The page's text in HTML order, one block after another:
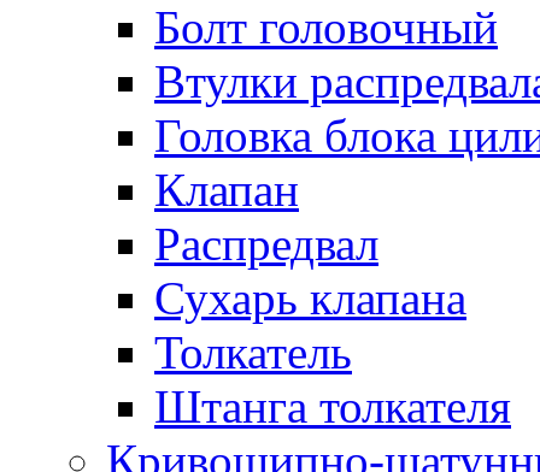
Болт головочный
Втулки
Головка блока
Клапан
Распредвал
Сухарь клапана
Толкатель
Штанга толкателя
Кривошипно-